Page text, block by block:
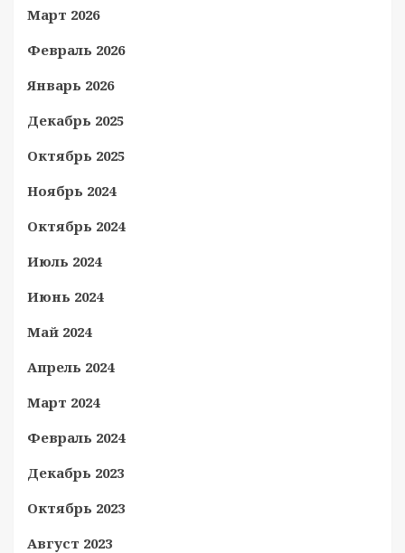
Март 2026
Февраль 2026
Январь 2026
Декабрь 2025
Октябрь 2025
Ноябрь 2024
Октябрь 2024
Июль 2024
Июнь 2024
Май 2024
Апрель 2024
Март 2024
Февраль 2024
Декабрь 2023
Октябрь 2023
Август 2023